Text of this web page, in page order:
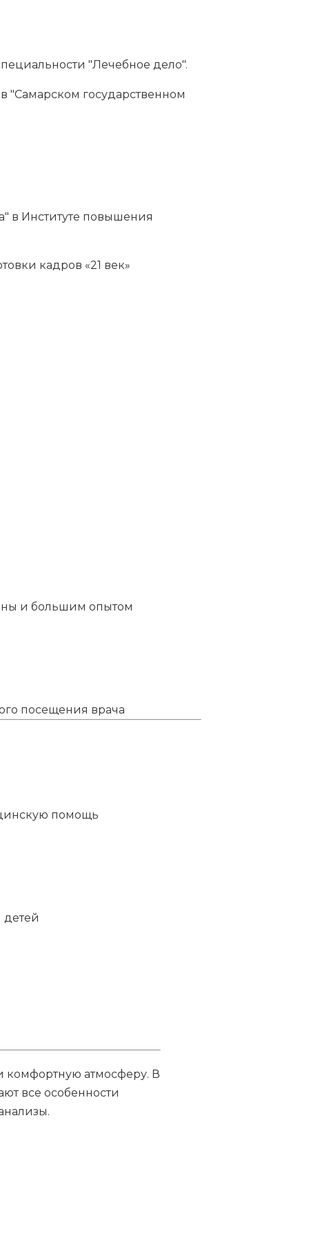
"Лечебное дело".
"Самарском государственном
в Институте повышения
кадров «21 век»
и большим опытом
посещения врача
помощь
комфортную атмосферу. В
все особенности